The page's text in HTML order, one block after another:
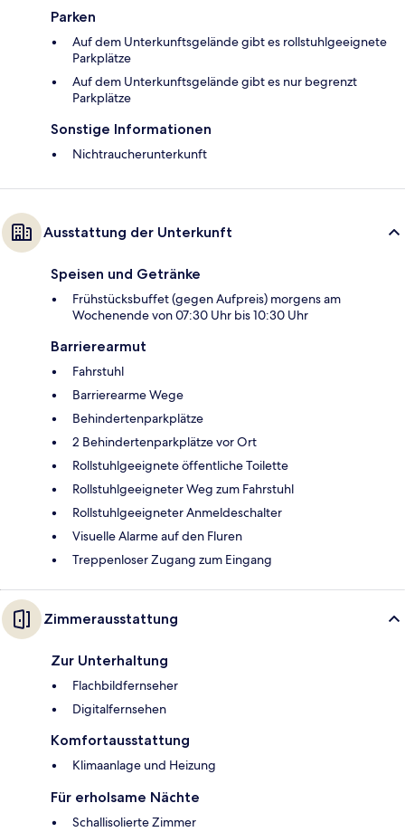
Parken
Auf dem Unterkunftsgelände gibt es rollstuhlgeeignete
Parkplätze
Auf dem Unterkunftsgelände gibt es nur begrenzt
Parkplätze
Sonstige Informationen
Nichtraucherunterkunft
Ausstattung der Unterkunft
Speisen und Getränke
Frühstücksbuffet (gegen Aufpreis) morgens am
Wochenende von 07:30 Uhr bis 10:30 Uhr
Barrierearmut
Fahrstuhl
Barrierearme Wege
Behindertenparkplätze
2 Behindertenparkplätze vor Ort
Rollstuhlgeeignete öffentliche Toilette
Rollstuhlgeeigneter Weg zum Fahrstuhl
Rollstuhlgeeigneter Anmeldeschalter
Visuelle Alarme auf den Fluren
Treppenloser Zugang zum Eingang
Zimmerausstattung
Zur Unterhaltung
Flachbildfernseher
Digitalfernsehen
Komfortausstattung
Klimaanlage und Heizung
Für erholsame Nächte
Schallisolierte Zimmer